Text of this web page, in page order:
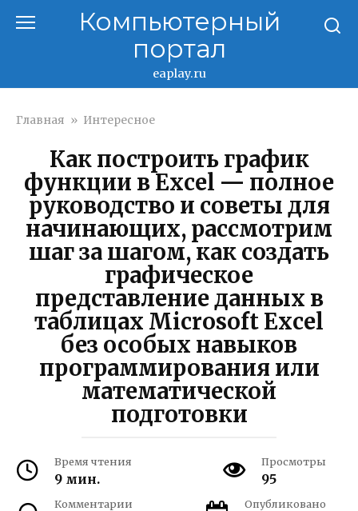
Компьютерный
портал
eaplay.ru
Главная » Интересное
Как построить график
функции в Excel — полное
руководство и советы для
начинающих, рассмотрим
шаг за шагом, как создать
графическое
представление данных в
таблицах Microsoft Excel
без особых навыков
программирования или
математической
подготовки
Время чтения
9 мин.
Просмотры
95
Комментарии Опубликовано